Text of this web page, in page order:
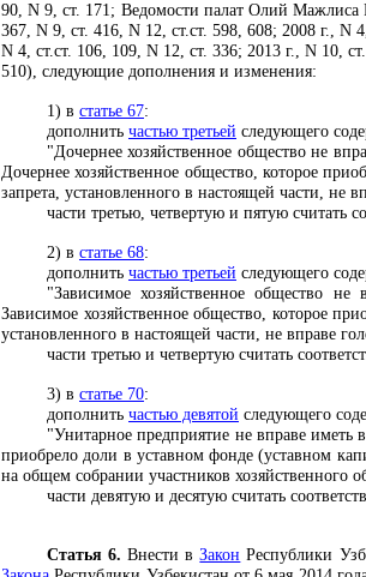
90, N 9, ст. 171; Ведомости палат Олий Мажлиса
367, N 9, ст. 416, N 12, ст.ст. 598, 608; 2008 г., N
N 4, ст.ст. 106, 109, N 12, ст. 336; 2013 г., N 10,
510), следующие дополнения и изменения:
1) в статье 67:
дополнить частью третьей следующего
"Дочернее хозяйственное общество не
Дочернее хозяйственное общество, которое
запрета, установленного в настоящей части, не
части третью, четвертую и пятую считать
2) в статье 68:
дополнить частью третьей следующего
"Зависимое хозяйственное общество
Зависимое хозяйственное общество, которое
установленного в настоящей части, не вправе
части третью и четвертую считать
3) в статье 70:
дополнить частью девятой следующего
"Унитарное предприятие не вправе иметь
приобрело доли в уставном фонде (уставном
на общем собрании участников хозяйственного
части девятую и десятую считать
Статья 6. Внести вЗакон Республики